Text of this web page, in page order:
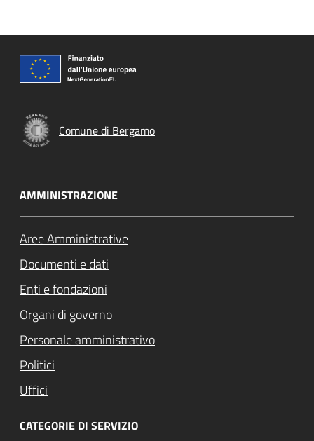
Comune di Bergamo
AMMINISTRAZIONE
Aree Amministrative
Documenti e dati
Enti e fondazioni
Organi di governo
Personale amministrativo
Politici
Uffici
CATEGORIE DI SERVIZIO